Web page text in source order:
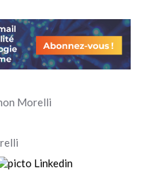
Morelli